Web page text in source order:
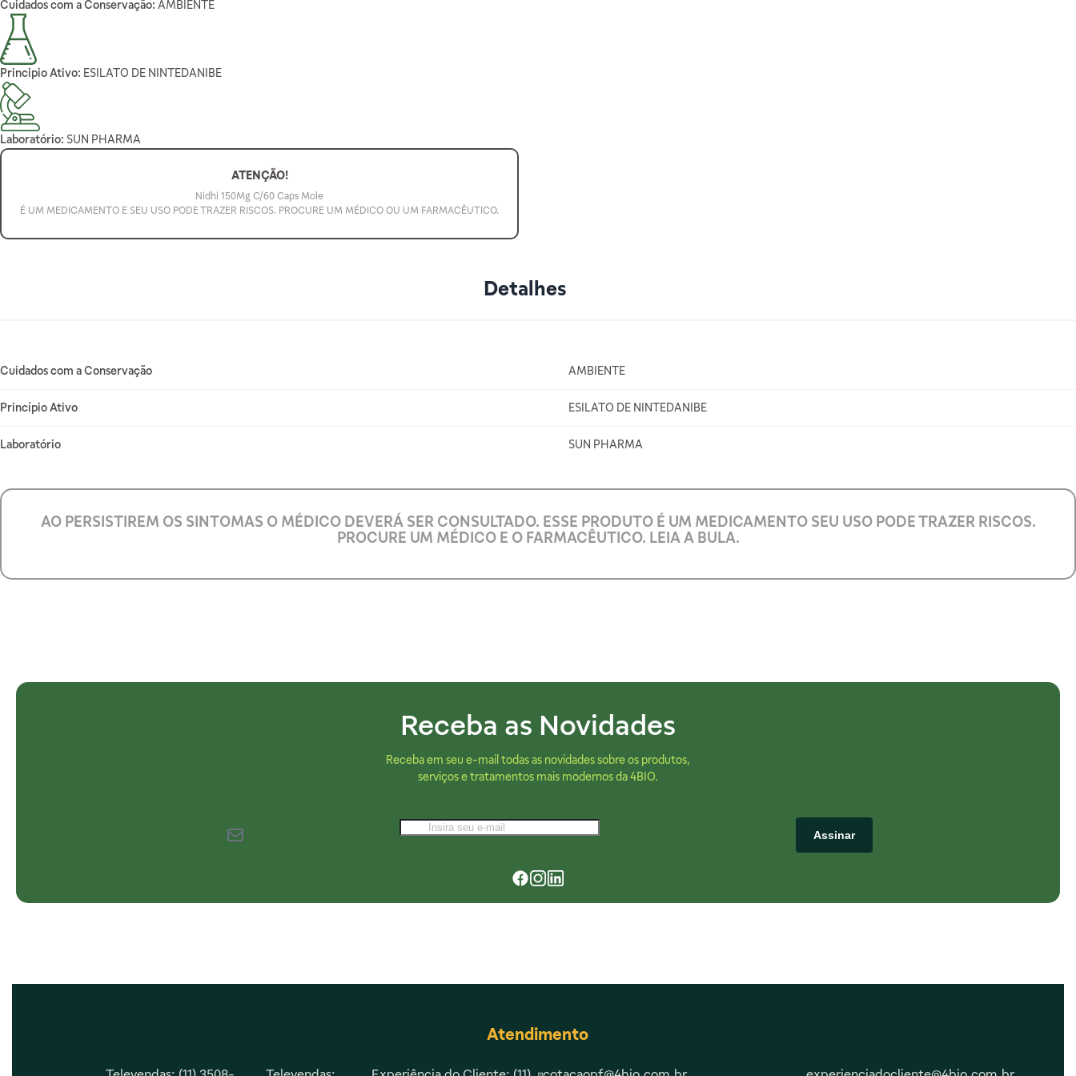
Cuidados com a Conservação: AMBIENTE
Principio Ativo: ESILATO DE NINTEDANIBE
Laboratório: SUN PHARMA
ATENÇÃO!
Nidhi 150Mg C/60 Caps Mole
É UM MEDICAMENTO E SEU USO PODE TRAZER RISCOS. PROCURE UM MÉDICO OU UM FARMACÊUTICO.
Detalhes
Cuidados com a Conservação
AMBIENTE
Princípio Ativo ESILATO DE NINTEDANIBE
Laboratório SUN PHARMA
AO PERSISTIREM OS SINTOMAS O MÉDICO DEVERÁ SER CONSULTADO. ESSE PRODUTO É UM MEDICAMENTO SEU USO PODE TRAZER RISCOS.
PROCURE UM MÉDICO E O FARMACÊUTICO. LEIA A BULA.
Receba as Novidades
Receba em seu e-mail todas as novidades sobre os produtos,
serviços e tratamentos mais modernos da 4BIO.
Assinar
Atendimento